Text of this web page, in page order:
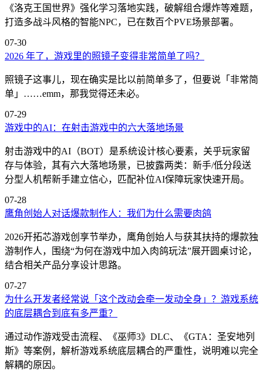
《洛克王国世界》强化学习落地实践，破解组合爆炸等难题，
打造多战斗风格的智能NPC，已在数百个PVE场景部署。
07-30
2026 年了，游戏里的照镜子变得非常简单了吗？
照镜子这事儿，现在确实是比以前简单多了，但要说「非常简
单」……emm，那我觉得还未必。
07-29
游戏中的AI：在射击游戏中的六大落地场景
射击游戏中的AI（BOT）是系统设计核心要素，关乎玩家留
存与体验，其有六大落地场景，已披露两类：新手/低分段送
分型人机帮新手建立信心，匹配补位AI保障玩家快速开局。
07-28
鹰角创始人对话爆款制作人：我们为什么需要肉鸽
2026开拓芯游戏创享节举办，鹰角创始人与获其扶持的爆款独
游制作人，围绕“为何在游戏中加入肉鸽玩法”展开圆桌讨论，
结合相关产品分享设计思路。
07-27
为什么开发者经常说「这个改动会牵一发动全身」？游戏系统
的底层耦合到底有多严重？
通过动作游戏受击流程、《巫师3》DLC、《GTA：圣安地列
斯》等案例，解析游戏系统底层耦合的严重性，说明难以完全
解耦的原因。